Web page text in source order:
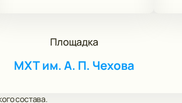
Площадка
МХТ им. А. П. Чехова
состава.